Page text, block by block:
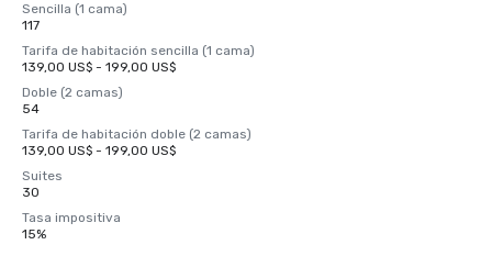
Sencilla (1 cama)
117
Tarifa de habitación sencilla (1 cama)
139,00 US$ - 199,00 US$
Doble (2 camas)
54
Tarifa de habitación doble (2 camas)
139,00 US$ - 199,00 US$
Suites
30
Tasa impositiva
15%